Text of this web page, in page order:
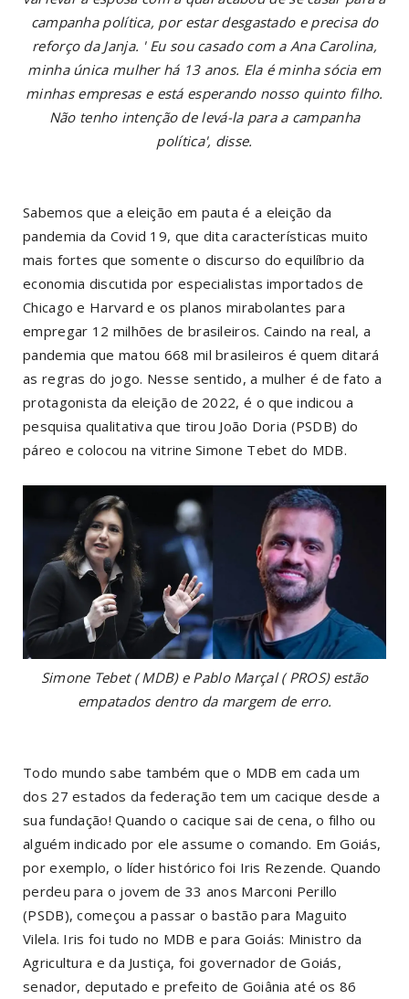
campanha política, por estar desgastado e precisa do
reforço da Janja. ' Eu sou casado com a Ana Carolina,
minha única mulher há 13 anos. Ela é minha sócia em
minhas empresas e está esperando nosso quinto filho.
Não tenho intenção de levá-la para a campanha
política', disse.
Sabemos que a eleição em pauta é a eleição da
pandemia da Covid 19, que dita características muito
mais fortes que somente o discurso do equilíbrio da
economia discutida por especialistas importados de
Chicago e Harvard e os planos mirabolantes para
empregar 12 milhões de brasileiros. Caindo na real, a
pandemia que matou 668 mil brasileiros é quem ditará
as regras do jogo. Nesse sentido, a mulher é de fato a
protagonista da eleição de 2022, é o que indicou a
pesquisa qualitativa que tirou João Doria (PSDB) do
páreo e colocou na vitrine Simone Tebet do MDB.
Simone Tebet ( MDB) e Pablo Marçal ( PROS) estão
empatados dentro da margem de erro.
Todo mundo sabe também que o MDB em cada um
dos 27 estados da federação tem um cacique desde a
sua fundação! Quando o cacique sai de cena, o filho ou
alguém indicado por ele assume o comando. Em Goiás,
por exemplo, o líder histórico foi Iris Rezende. Quando
perdeu para o jovem de 33 anos Marconi Perillo
(PSDB), começou a passar o bastão para Maguito
Vilela. Iris foi tudo no MDB e para Goiás: Ministro da
Agricultura e da Justiça, foi governador de Goiás,
senador, deputado e prefeito de Goiânia até os 86